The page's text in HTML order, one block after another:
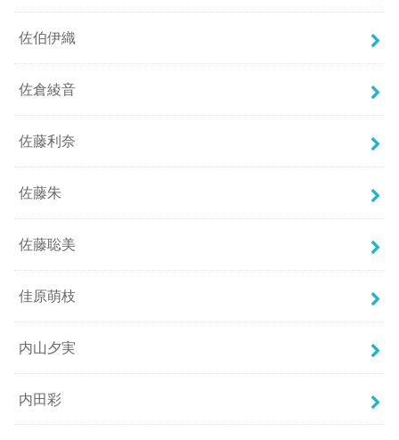
佐伯伊織
佐倉綾音
佐藤利奈
佐藤朱
佐藤聡美
佳原萌枝
内山夕実
内田彩